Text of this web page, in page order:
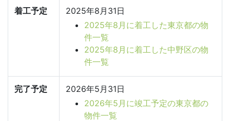
着工予定
2025年8月31日
2025年8月に着工した東京都の物
件一覧
2025年8月に着工した中野区の物
件一覧
完了予定
2026年5月31日
2026年5月に竣工予定の東京都の
物件一覧